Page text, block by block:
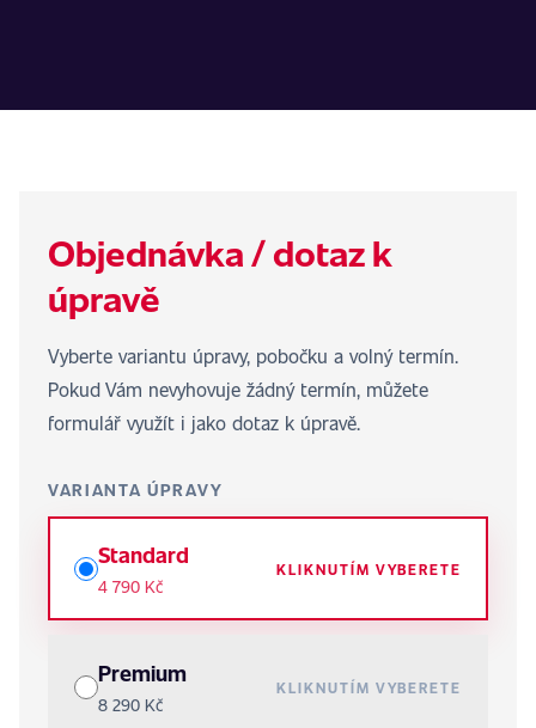
Objednávka / dotaz k
úpravě
Vyberte variantu úpravy, pobočku a volný termín.
Pokud Vám nevyhovuje žádný termín, můžete
formulář využít i jako dotaz k úpravě.
VARIANTA ÚPRAVY
Standard
4 790 Kč
KLIKNUTÍM VYBERETE
Premium
8 290 Kč
KLIKNUTÍM VYBERETE